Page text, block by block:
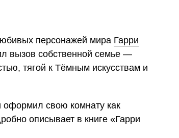
персонажей мира Гарри
вызов собственной семье —
тягой к Тёмным искусствам и
оформил свою комнату как
описывает в книге «Гарри